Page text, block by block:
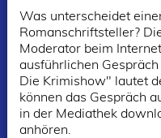
Was unterscheidet
Romanschriftsteller?
Moderator beim
ausführlichen
Die Krimishow" lautet
können das Gespräch
in der Mediathek
anhören.